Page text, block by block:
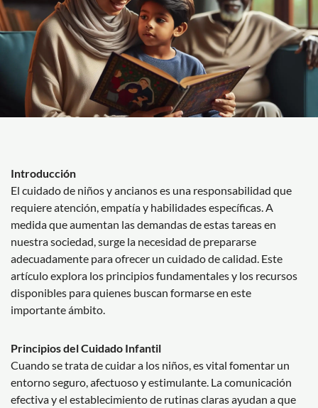
Introducción
El cuidado de niños y ancianos es una responsabilidad que
requiere atención, empatía y habilidades específicas. A
medida que aumentan las demandas de estas tareas en
nuestra sociedad, surge la necesidad de prepararse
adecuadamente para ofrecer un cuidado de calidad. Este
artículo explora los principios fundamentales y los recursos
disponibles para quienes buscan formarse en este
importante ámbito.
Principios del Cuidado Infantil
Cuando se trata de cuidar a los niños, es vital fomentar un
entorno seguro, afectuoso y estimulante. La comunicación
efectiva y el establecimiento de rutinas claras ayudan a que